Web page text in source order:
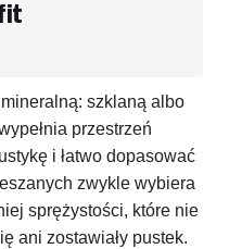
szklaną albo
przestrzeń
i łatwo dopasować
zwykle wybiera
sprężystości, które nie
ani zostawiały pustek.